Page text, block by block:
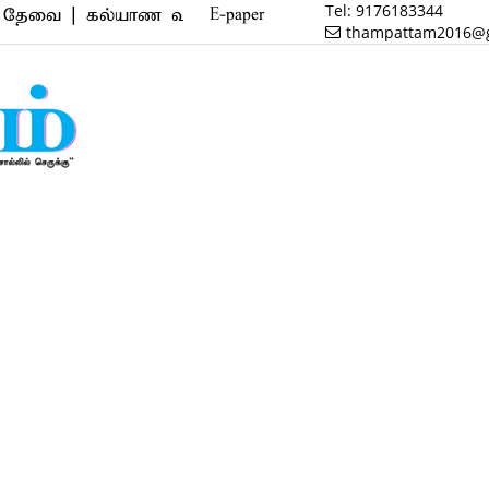
| கல்யாண வரன் | மருத்துவம் | வணிகம் | பைனான்ஸ் |
E-paper Tel: 9176183344